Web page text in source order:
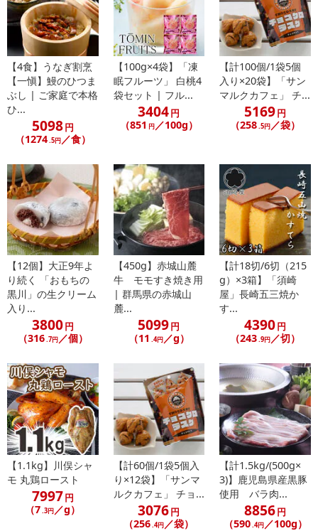
【お支払いについて】
※お支払い方法は、電話料金合算払い、クレジットカード払い、dポ
イントがご利用いただけます。
【発送・お届け・商品について】
※お申込み頂きました商品の同梱、お届けの日時指定はいたしかね
ます。
※お客様のご都合でお受取りいただけない場合、商品の再発送や返
金はいたしかねます。
不在票にてご対応ください。
※発送予定日は前後する場合がございます。また商品によって発送
日が異なります。
※dショッピングサンプル百貨店よりお届けする商品は、ご利用いた
だいた後のご感想をいただくことを目的としており、転売等は固く
禁じます。
転売等、目的以外での利用が確認された場合は、サービス利用を停
止させていただきます。
【配送伝票番号について】
※こちらの商品については商品の発送完了後、
めご了承ください。
発送日カレンダー
【4食】うなぎ割烹
【一愼】鰻のひつま
ぶし | ご家庭で本格
ひ...
5098円
（1274 .5円／食）
【100g×4袋】「凍
眠フルーツ」 白桃4
袋セット | フル...
3404円
（851 円／100g）
【計100個/1袋5個
入り×20袋】「サン
マルクカフェ」 チ...
5169円
（258 .5円 ／袋）
【12個】大正9年よ
り続く 「おもちの
黒川」の生クリーム
入り...
3800円
（316.7円／個）
【450g】赤城山麓
牛 モモすき焼き用
| 群馬県の赤城山
麓...
5099円
（11 .4円／g）
【計18切/6切（215
g）×3箱】「須崎
屋」長崎五三焼か
す...
4390円
（243.9円／切）
【1.1kg】川俣シャ
モ 丸鶏ロースト
7997円
（7.3円／g）
【計60個/1袋5個入
り×12袋】「サンマ
ルクカフェ」 チョ...
3076円
（256.4円／袋）
【計1.5kg/(500g×
3)】鹿児島県産黒豚
使用 バラ肉...
8856円
（590.4円／100g）